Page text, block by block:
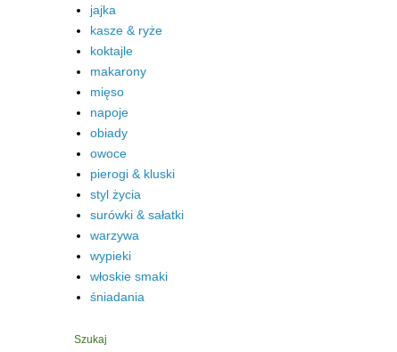
jajka
kasze & ryże
koktajle
makarony
mięso
napoje
obiady
owoce
pierogi & kluski
styl życia
surówki & sałatki
warzywa
wypieki
włoskie smaki
śniadania
Szukaj